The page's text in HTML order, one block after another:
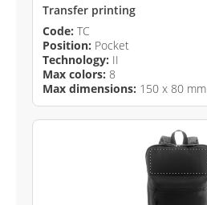
Transfer printing
Code: TC
Position: Pocket
Technology: II
Max colors: 8
Max dimensions: 150 x 80 mm